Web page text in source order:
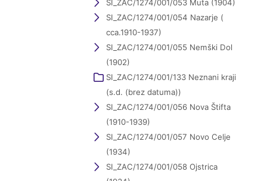
SI_ZAC/1274/001/053 Muta (1904)
SI_ZAC/1274/001/054 Nazarje (
cca.1910-1937)
SI_ZAC/1274/001/055 Nemški Dol
(1902)
SI_ZAC/1274/001/133 Neznani kraji
(s.d. (brez datuma))
SI_ZAC/1274/001/056 Nova Štifta
(1910-1939)
SI_ZAC/1274/001/057 Novo Celje
(1934)
SI_ZAC/1274/001/058 Ojstrica